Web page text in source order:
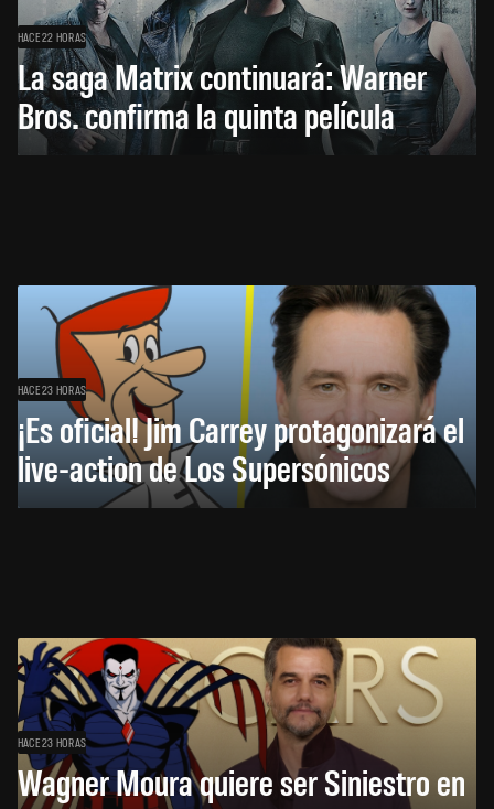
HACE 22 HORAS
La saga Matrix continuará: Warner
Bros. confirma la quinta película
HACE 23 HORAS
¡Es oficial! Jim Carrey protagonizará el
live-action de Los Supersónicos
HACE 23 HORAS
Wagner Moura quiere ser Siniestro en